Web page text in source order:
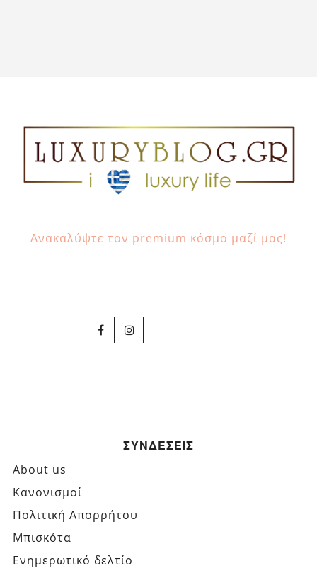
Ανακαλύψτε τον premium κόσμο μαζί μας!
ΣΥΝΔΕΣΕΙΣ
About us
Κανονισμοί
Πολιτική Απορρήτου
Μπισκότα
Ενημερωτικό δελτίο